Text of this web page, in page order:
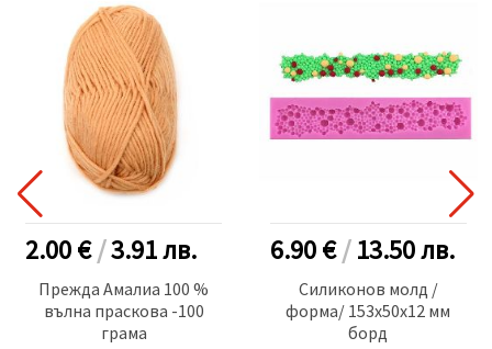
2.00 €/3.91лв.
Прежда Амалиа 100 %
вълна праскова -100
грама
6.90 €/13.50лв.
Силиконов молд /
форма/ 153x50x12 мм
борд